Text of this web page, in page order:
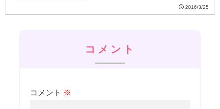
2016/3/25
コメント
コメント ※